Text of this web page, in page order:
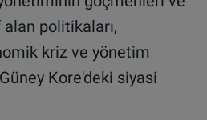
politikaları,
kriz ve yönetim
Kore'deki siyasi